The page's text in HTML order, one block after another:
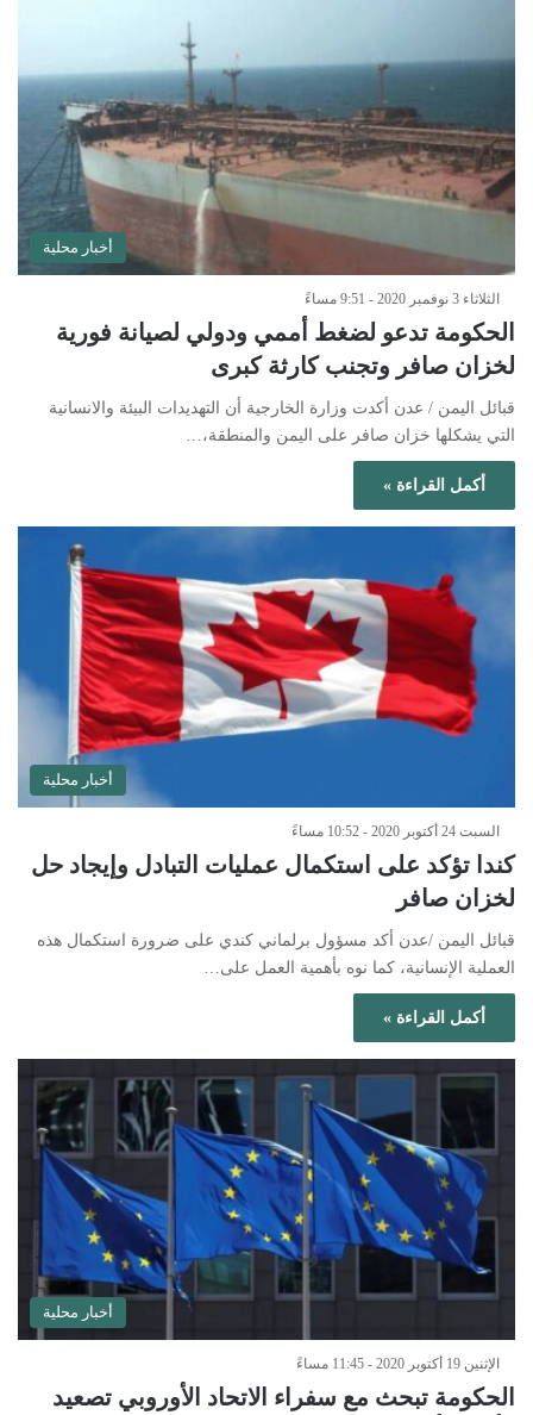
أخبار محلية
الثلاثاء 3 نوفمبر 2020 - 9:51 مساءً
الحكومة تدعو لضغط أممي ودولي لصيانة فورية
لخزان صافر وتجنب كارثة كبرى
قبائل اليمن / عدن أكدت وزارة الخارجية أن التهديدات البيئة والانسانية
التي يشكلها خزان صافر على اليمن والمنطقة،…
أكمل القراءة »
أخبار محلية
السبت 24 أكتوبر 2020 - 10:52 مساءً
كندا تؤكد على استكمال عمليات التبادل وإيجاد حل
لخزان صافر
قبائل اليمن /عدن أكد مسؤول برلماني كندي على ضرورة استكمال هذه
العملية الإنسانية، كما نوه بأهمية العمل على…
أكمل القراءة »
أخبار محلية
الإثنين 19 أكتوبر 2020 - 11:45 مساءً
الحكومة تبحث مع سفراء الاتحاد الأوروبي تصعيد